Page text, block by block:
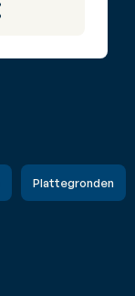
Plattegronden